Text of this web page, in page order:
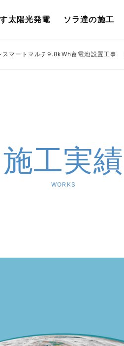
太陽光発電 ソラ達の施工
ートマルチ9.8kWh蓄電池設置工事
施工実績
WORKS